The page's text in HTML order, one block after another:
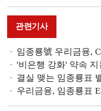
관련기사
임종룡號 우리금융, CIB 명가
'비은행 강화' 약속 지킨 임종룡
결실 맺는 임종룡표 밸
우리금융, 임종룡표 ESG경